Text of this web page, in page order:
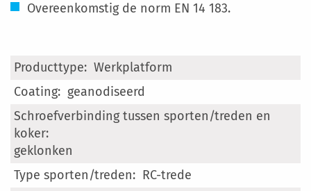
Overeenkomstig de norm EN 14 183.
Meer
informatie
Werkplatform
geanodiseerd
geklonken
RC-trede